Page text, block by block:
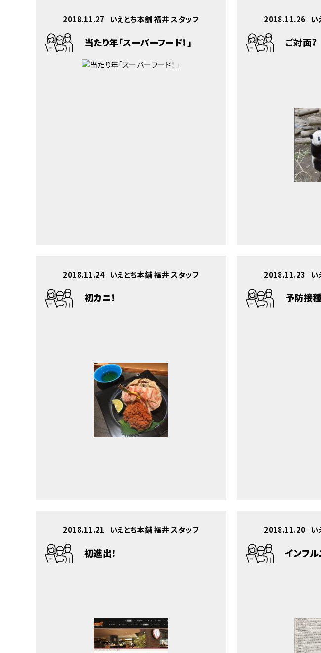
2018.11.27 いえとち本舗 福井 スタッフ
当たり年「スーパーフード！」
2018.11.26 い
ご対面?
2018.11.24 いえとち本舗 福井 スタッフ
初カニ！
2018.11.23 い
予防接種
2018.11.21 いえとち本舗 福井 スタッフ
初進出！
2018.11.20 い
インフ